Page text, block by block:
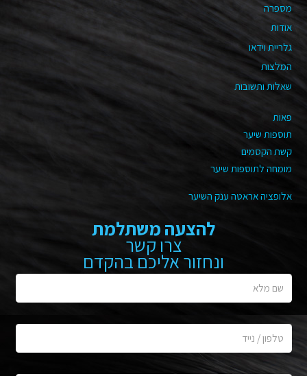
מספרה
אודות
גלריית וידאו
המלצות
שאלות ותשובות
פאות
תוספות שיער
קשת הקסמים
מומחה לתוספות שיער
אלופציה אראטה ענק השיער
להצעה משתלמת
צרו קשר
ונחזור אליכם בהקדם